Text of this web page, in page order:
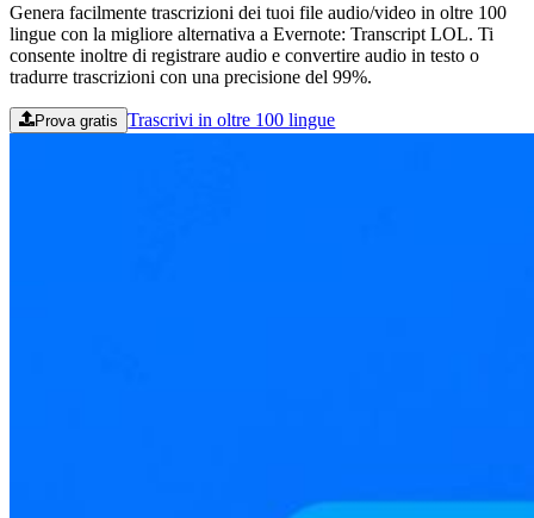
Genera facilmente trascrizioni dei tuoi file audio/video in oltre 100
lingue con la migliore alternativa a Evernote: Transcript LOL. Ti
consente inoltre di registrare audio e convertire audio in testo o
tradurre trascrizioni con una precisione del 99%.
Prova gratis Trascrivi in oltre 100 lingue